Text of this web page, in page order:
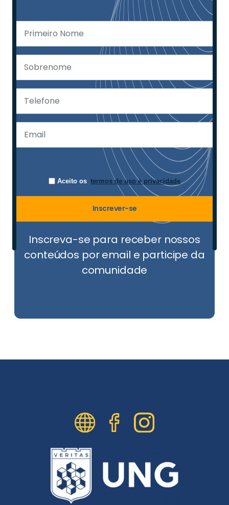
Aceito os termos de uso e privacidade
Inscrever-se
Inscreva-se para receber nossos
conteúdos por email e participe da
comunidade